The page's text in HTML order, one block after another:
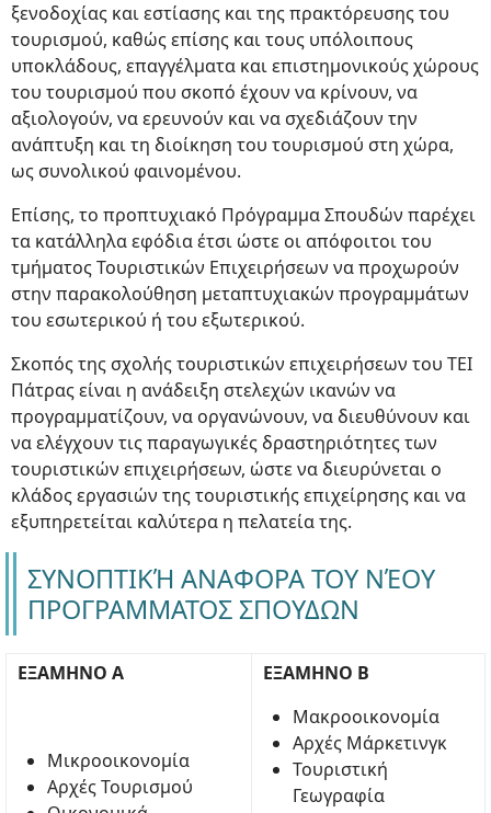
ξενοδοχίας και εστίασης και της πρακτόρευσης του
τουρισμού, καθώς επίσης και τους υπόλοιπους
υποκλάδους, επαγγέλματα και επιστημονικούς χώρους
του τουρισμού που σκοπό έχουν να κρίνουν, να
αξιολογούν, να ερευνούν και να σχεδιάζουν την
ανάπτυξη και τη διοίκηση του τουρισμού στη χώρα,
ως συνολικού φαινομένου.
Επίσης, το προπτυχιακό Πρόγραμμα Σπουδών παρέχει
τα κατάλληλα εφόδια έτσι ώστε οι απόφοιτοι του
τμήματος Τουριστικών Επιχειρήσεων να προχωρούν
στην παρακολούθηση μεταπτυχιακών προγραμμάτων
του εσωτερικού ή του εξωτερικού.
Σκοπός της σχολής τουριστικών επιχειρήσεων του ΤΕΙ
Πάτρας είναι η ανάδειξη στελεχών ικανών να
προγραμματίζουν, να οργανώνουν, να διευθύνουν και
να ελέγχουν τις παραγωγικές δραστηριότητες των
τουριστικών επιχειρήσεων, ώστε να διευρύνεται ο
κλάδος εργασιών της τουριστικής επιχείρησης και να
εξυπηρετείται καλύτερα η πελατεία της.
ΣΥΝΟΠΤΙΚΉ ΑΝΑΦΟΡΑ ΤΟΥ ΝΈΟΥ
ΠΡΟΓΡΑΜΜΑΤΟΣ ΣΠΟΥΔΩΝ
ΕΞΑΜΗΝΟ Α
Μικροοικονομία
Αρχές Τουρισμού
ΕΞΑΜΗΝΟ Β
Μακροοικονομία
Αρχές Μάρκετινγκ
Τουριστική
Γεωγραφία